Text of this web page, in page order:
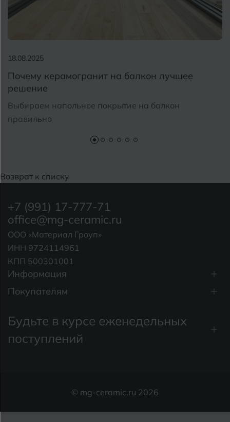
18.08.2025
Почему керамогранит на балкон лучшее
решение
Выбираем напольное покрытие на балкон
правильно
Возврат к списку
Информация
Покупателям
+7 (991) 17-777-71
office@mg-ceramic.ru
ООО «Материал Гроуп»
ИНН 9724114961
КПП 500301001
Будьте в курсе еженедельных
поступлений
© mg-ceramic.ru 2026